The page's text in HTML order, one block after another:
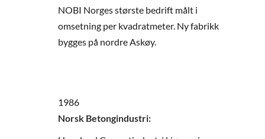
NOBI Norges største bedrift målt i
omsetning per kvadratmeter. Ny fabrikk
bygges på nordre Askøy.
1986
Norsk Betongindustri: